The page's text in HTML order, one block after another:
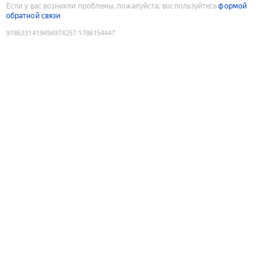
Если у вас возникли проблемы, пожалуйста, воспользуйтесьформой
обратной связи
9186331419494974257:1786154447